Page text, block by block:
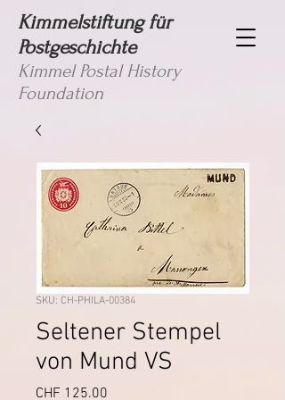
Kimmelstiftung für
Postgeschichte
Kimmel Postal History
Foundation
SKU: CH-PHILA-00384
Seltener Stempel
von Mund VS
CHF 125.00